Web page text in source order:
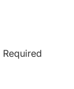
Required